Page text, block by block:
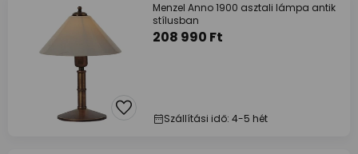
Menzel Anno 1900 asztali lámpa antik
stílusban
208 990 Ft
Szállítási idő: 4-5 hét